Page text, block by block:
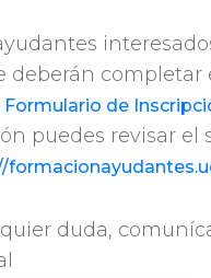
deberán completar
Formulario de
puedes revisar el
duda,